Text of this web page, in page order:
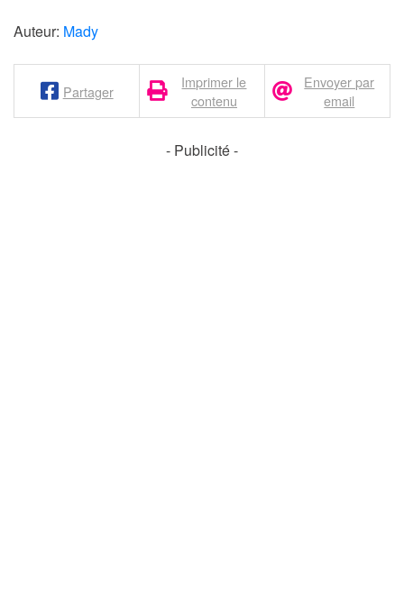
Auteur: Mady
Partager
Imprimer le
contenu
Envoyer par
email
- Publicité -